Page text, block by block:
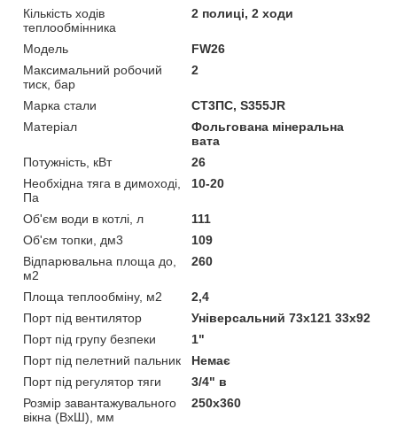
Кількість ходів
теплообмінника
2 полиці, 2 ходи
Мoдель
FW26
Максимальний робочий
тиск, бар
2
Марка стали
СТ3ПС, S355JR
Матеріал
Фольгована мінеральна
вата
Потужність, кВт
26
Необхідна тяга в димоході,
Па
10-20
Об'єм води в котлі, л
111
Об'єм топки, дм3
109
Відпарювальна площа до,
м2
260
Площа теплообміну, м2
2,4
Порт під вентилятор
Універсальний 73х121 33х92
Порт під групу безпеки
1"
Порт під пелетний пальник
Немає
Порт під регулятор тяги
3/4" в
Розмір завантажувального
вікна (ВхШ), мм
250х360